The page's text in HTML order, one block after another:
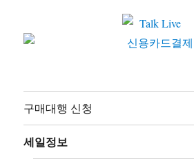
구매대행 신청
세일정보